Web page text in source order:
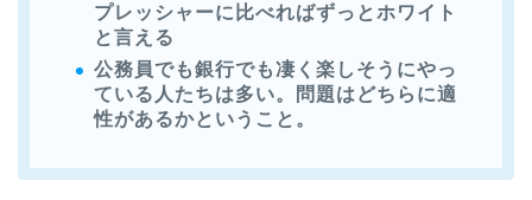
プレッシャーに比べればずっとホワイト
と言える
公務員でも銀行でも凄く楽しそうにやっ
ている人たちは多い。問題はどちらに適
性があるかということ。